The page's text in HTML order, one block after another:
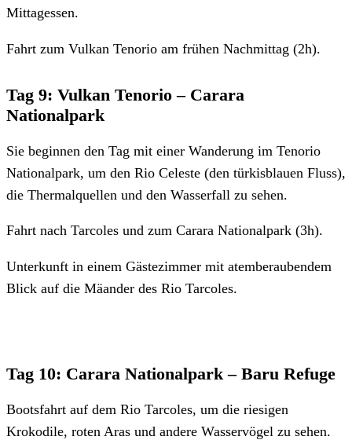
Mittagessen.
Fahrt zum Vulkan Tenorio am frühen Nachmittag (2h).
Tag 9: Vulkan Tenorio – Carara
Nationalpark
Sie beginnen den Tag mit einer Wanderung im Tenorio
Nationalpark, um den Rio Celeste (den türkisblauen Fluss),
die Thermalquellen und den Wasserfall zu sehen.
Fahrt nach Tarcoles und zum Carara Nationalpark (3h).
Unterkunft in einem Gästezimmer mit atemberaubendem
Blick auf die Mäander des Rio Tarcoles.
Tag 10: Carara Nationalpark – Baru Refuge
Bootsfahrt auf dem Rio Tarcoles, um die riesigen
Krokodile, roten Aras und andere Wasservögel zu sehen.